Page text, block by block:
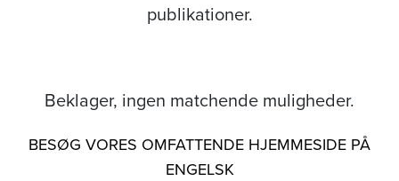
publikationer.
Beklager, ingen matchende muligheder.
BESØG VORES OMFATTENDE HJEMMESIDE PÅ
ENGELSK